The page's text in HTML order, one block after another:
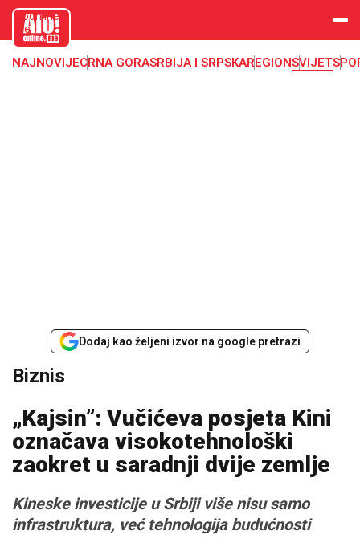
aloonline.
me
NAJNOVIJECRNA GORASRBIJA I SRPSKAREGIONSVIJET
Dodaj kao željeni izvor na google pretrazi
Biznis
„Kajsin”: Vučićeva posjeta Kini
označava visokotehnološki
zaokret u saradnji dvije zemlje
Kineske investicije u Srbiji više nisu samo
infrastruktura, već tehnologija budućnosti